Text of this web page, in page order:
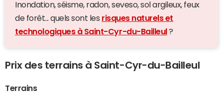
Inondation, séisme, radon, seveso, sol argileux, feux
de forêt... quels sont les risques naturels et
technologiques à Saint-Cyr-du-Bailleul ?
Prix des terrains à Saint-Cyr-du-Bailleul
Terrains